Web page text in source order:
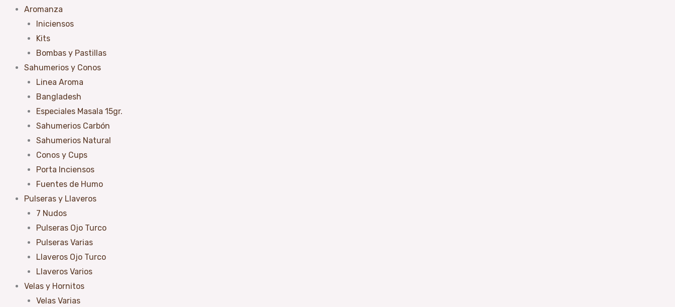
Aromanza
Iniciensos
Kits
Bombas y Pastillas
Sahumerios y Conos
Linea Aroma
Bangladesh
Especiales Masala 15gr.
Sahumerios Carbón
Sahumerios Natural
Conos y Cups
Porta Inciensos
Fuentes de Humo
Pulseras y Llaveros
7 Nudos
Pulseras Ojo Turco
Pulseras Varias
Llaveros Ojo Turco
Llaveros Varios
Velas y Hornitos
Velas Varias